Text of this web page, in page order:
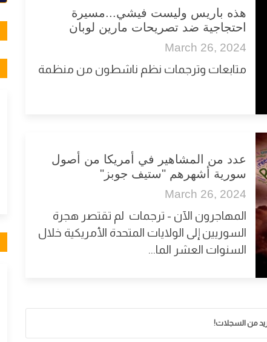
هذه باريس وليست فيشي...مسيرة
احتجاجية ضد تصريحات مارين لوبان
March 26, 2024
متابعات وترجمات نظم ناشطون من منظمة
عدد من المشاهير في أمريكا من أصول
سورية أشهرهم "ستيف جوبز"
March 26, 2024
المهاجرون الآن - ترجمات لم تقتصر هجرة
السوريين إلى الولايات المتحدة الأمريكية خلال
السنوات العشر الما...
من السجلات!